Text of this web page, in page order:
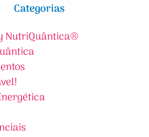
Categorias
NutriQuântica®